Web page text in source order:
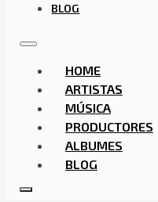
BLOG
HOME
ARTISTAS
MÚSICA
PRODUCTORES
ALBUMES
BLOG
BUBU35 – CAPO FT.